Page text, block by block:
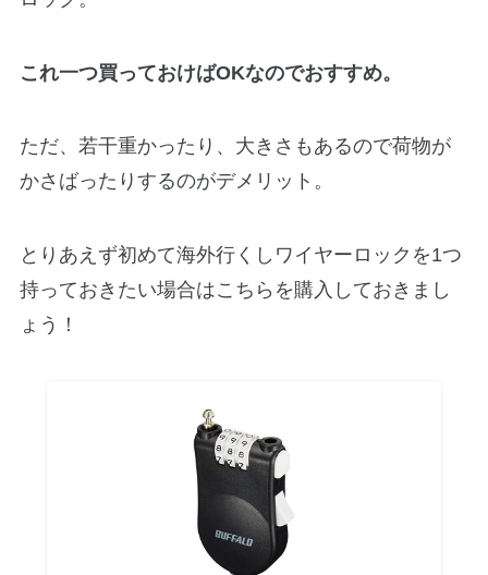
これ一つ買っておけばOKなのでおすすめ。
ただ、若干重かったり、大きさもあるので荷物が
かさばったりするのがデメリット。
とりあえず初めて海外行くしワイヤーロックを1つ
持っておきたい場合はこちらを購入しておきまし
ょう！